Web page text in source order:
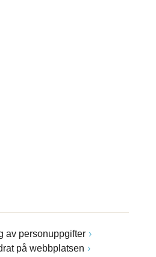
av personuppgifter
på webbplatsen